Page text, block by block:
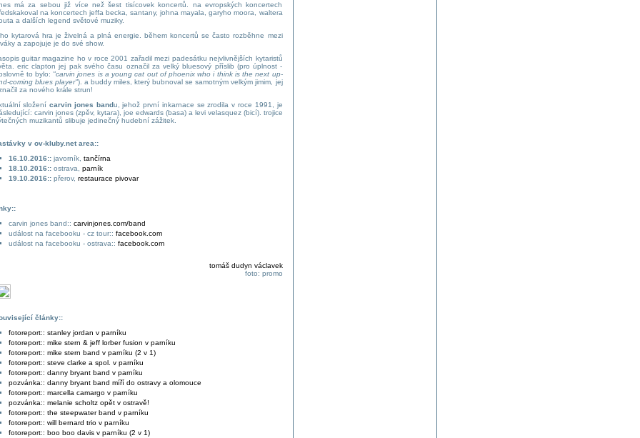
má za sebou již více než šest tisícovek koncertů. na evropských koncertech
na koncertech jeffa becka, santany, johna mayala, garyho moora, waltera
a dalších legend světové muziky.
kytarová hra je živelná a plná energie. během koncertů se často rozběhne mezi
a zapojuje je do své show.
guitar magazine ho v roce 2001 zařadil mezi padesátku nejvlivnějších kytaristů
eric clapton jej pak svého času označil za velký bluesový příslib (pro úplnost -
to bylo: "carvin jones is a young cat out of phoenix who i think is the next up-
coming blues player"). a buddy miles, který bubnoval se samotným velkým jimim, jej
za nového krále strun!
složenícarvin jones bandu, jehož první inkarnace se zrodila v roce 1991, je
carvin jones (zpěv, kytara), joe edwards (basa) a levi velasquez (bicí). trojice
muzikantů slibuje jedinečný hudební zážitek.
v ov-kluby.net area::
16.10.2016::javorník, tančírna
18.10.2016::ostrava, parník
19.10.2016::přerov, restaurace pivovar
carvin jones band:: carvinjones.com/band
událost na facebooku - cz tour:: facebook.com
událost na facebooku - ostrava:: facebook.com
tomáš dudyn václavek
foto: promo
články::
fotoreport:: stanley jordan v parníku
fotoreport:: mike stern & jeff lorber fusion v parníku
fotoreport:: mike stern band v parníku (2 v 1)
fotoreport:: steve clarke a spol. v parníku
fotoreport:: danny bryant band v parníku
pozvánka:: danny bryant band míří do ostravy a olomouce
fotoreport:: marcella camargo v parníku
pozvánka:: melanie scholtz opět v ostravě!
fotoreport:: the steepwater band v parníku
fotoreport:: will bernard trio v parníku
fotoreport:: boo boo davis v parníku (2 v 1)